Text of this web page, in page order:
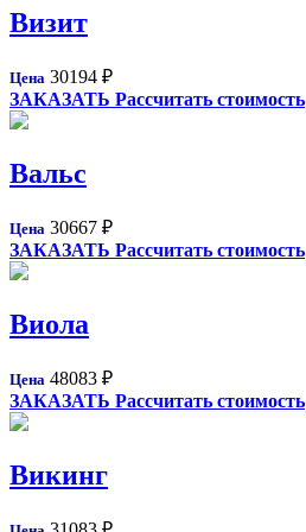
Визит
Цена 30194 ₽
ЗАКАЗАТЬ Рассчитать стоимость
Вальс
Цена 30667 ₽
ЗАКАЗАТЬ Рассчитать стоимость
Виола
Цена 48083 ₽
ЗАКАЗАТЬ Рассчитать стоимость
Викинг